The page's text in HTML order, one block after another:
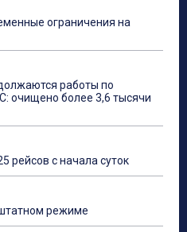
ограничения на
работы по
очищено более 3,6 тысячи
рейсов с начала суток
режиме